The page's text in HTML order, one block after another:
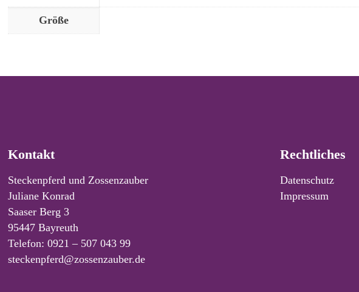
Größe
Kontakt
Steckenpferd und Zossenzauber
Juliane Konrad
Saaser Berg 3
95447 Bayreuth
Telefon: 0921 – 507 043 99
steckenpferd@zossenzauber.de
Rechtliches
Datenschutz
Impressum